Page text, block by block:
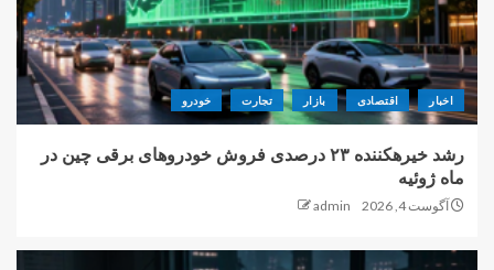
اخبار اقتصادی بازار تجارت خودرو
رشد خیرهکننده ۲۳ درصدی فروش خودروهای برقی چین در
ماه ژوئیه
آگوست 4, 2026 admin